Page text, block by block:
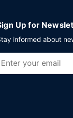
Up for
informed about